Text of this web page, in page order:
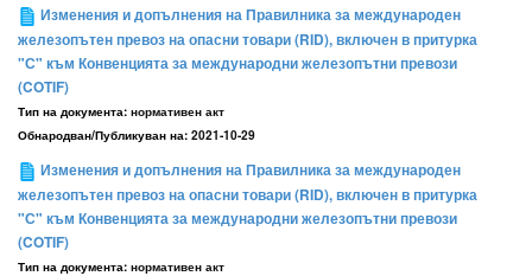
Изменения и допълнения на Правилника за международен
железопътен превоз на опасни товари (RID), включен в притурка
"С" към Конвенцията за международни железопътни превози
(COTIF)
Тип на документа: нормативен акт
Обнародван/Публикуван на: 2021-10-29
Изменения и допълнения на Правилника за международен
железопътен превоз на опасни товари (RID), включен в притурка
"С" към Конвенцията за международни железопътни превози
(COTIF)
Тип на документа: нормативен акт